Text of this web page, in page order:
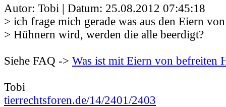
Autor: Tobi | Datum: 25.08.2012 07:45:18
> ich frage mich gerade was aus den Eiern
> Hühnern wird, werden die alle beerdigt?
Siehe FAQ -> Was ist mit Eiern von befreiten
Tobi
tierrechtsforen.de/14/2401/2403